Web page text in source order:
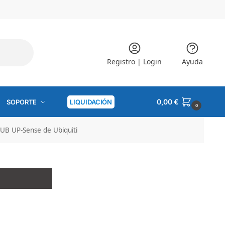
Registro | Login Ayuda
SOPORTE LIQUIDACIÓN 0,00€ 0
UP-Sense de Ubiquiti